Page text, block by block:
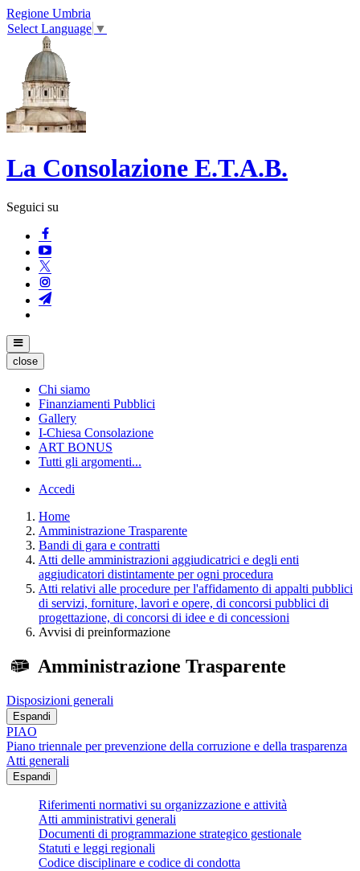
Regione Umbria
Select Language ▼
La Consolazione E.T.A.B.
Seguici su
close
Chi siamo
Finanziamenti Pubblici
Gallery
I-Chiesa Consolazione
ART BONUS
Tutti gli argomenti...
Accedi
Home
Amministrazione Trasparente
Bandi di gara e contratti
Atti delle amministrazioni aggiudicatrici e degli enti
aggiudicatori distintamente per ogni procedura
Atti relativi alle procedure per l'affidamento di appalti pubblici
di servizi, forniture, lavori e opere, di concorsi pubblici di
progettazione, di concorsi di idee e di concessioni
Avvisi di preinformazione
Amministrazione Trasparente
Disposizioni generali
Espandi
PIAO
Piano triennale per prevenzione della corruzione e della trasparenza
Atti generali
Espandi
Riferimenti normativi su organizzazione e attività
Atti amministrativi generali
Documenti di programmazione strategico gestionale
Statuti e leggi regionali
Codice disciplinare e codice di condotta